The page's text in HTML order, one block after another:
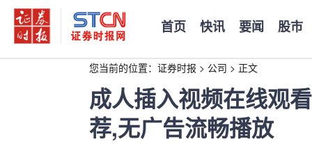
首页 快讯 要闻 股市
您当前的位置： 证券时报 > 公司 > 正文
成人插入视频在线观
荐,无广告流畅播放